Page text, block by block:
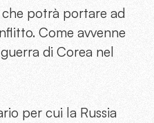
che potrà portare ad
Come avvenne
di Corea nel
per cui la Russia